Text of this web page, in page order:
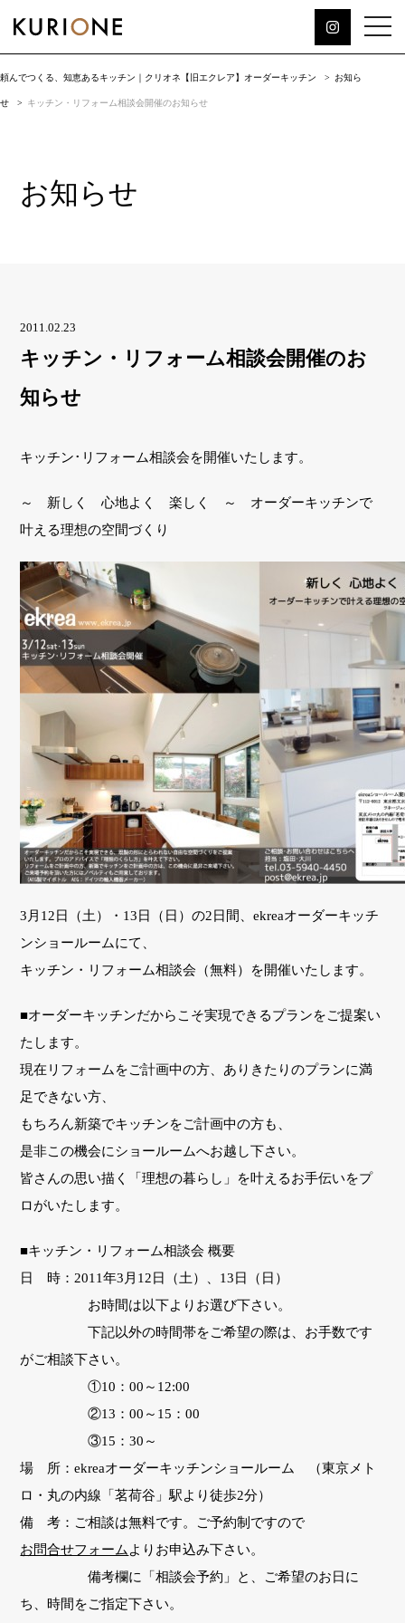
頼んでつくる、知恵あるキッチン｜クリオネ【旧エクレア】オーダーキッチン お知ら
せ キッチン・リフォーム相談会開催のお知らせ
お知らせ
2011.02.23
キッチン・リフォーム相談会開催のお
知らせ
キッチン･リフォーム相談会を開催いたします。
～ 新しく 心地よく 楽しく ～ オーダーキッチンで
叶える理想の空間づくり
3月12日（土）・13日（日）の2日間、ekreaオーダーキッチ
ンショールームにて、
キッチン・リフォーム相談会（無料）を開催いたします。
■オーダーキッチンだからこそ実現できるプランをご提案い
たします。
現在リフォームをご計画中の方、ありきたりのプランに満
足できない方、
もちろん新築でキッチンをご計画中の方も、
是非この機会にショールームへお越し下さい。
皆さんの思い描く「理想の暮らし」を叶えるお手伝いをプ
ロがいたします。
■キッチン・リフォーム相談会 概要
日 時：2011年3月12日（土）、13日（日）
お時間は以下よりお選び下さい。
下記以外の時間帯をご希望の際は、お手数です
がご相談下さい。
①10：00～12:00
②13：00～15：00
③15：30～
場 所：ekreaオーダーキッチンショールーム （東京メト
ロ・丸の内線「茗荷谷」駅より徒歩2分）
備 考：ご相談は無料です。ご予約制ですので
お問合せフォーム よりお申込み下さい。
備考欄に「相談会予約」と、ご希望のお日に
ち、時間をご指定下さい。